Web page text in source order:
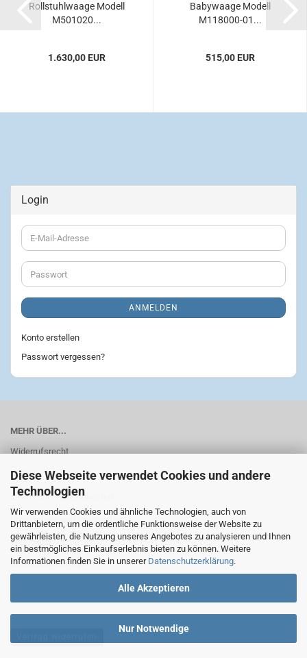
Diese Webseite verwendet Cookies und andere
Technologien
Wir verwenden Cookies und ähnliche Technologien, auch von
Drittanbietern, um die ordentliche Funktionsweise der Website zu
gewährleisten, die Nutzung unseres Angebotes zu analysieren und Ihnen
ein bestmögliches Einkaufserlebnis bieten zu können. Weitere
Informationen finden Sie in unserer Datenschutzerklärung.
Alle Akzeptieren
Nur Notwendige
Rollstuhlwaage Modell
M501020...
1.630,00 EUR
Babywaage Modell
M118000-01...
515,00 EUR
Login
E-
Mail-
Adresse
Passwort
ANMELDEN
Konto erstellen
Passwort vergessen?
MEHR ÜBER...
Widerrufsrecht
AGB
Liefer- und Versandkosten
Privatsphäre und Datenschutz
Impressum
Cookie Einstellungen